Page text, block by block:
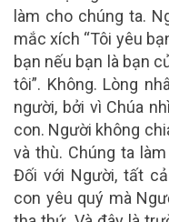
làm cho chúng ta.
mắc xích “Tôi yêu
bạn nếu bạn là bạn
tôi”. Không. Lòng
người, bởi vì Chúa
con. Người không
và thù. Chúng ta
Đối với Người, tất
con yêu quý mà